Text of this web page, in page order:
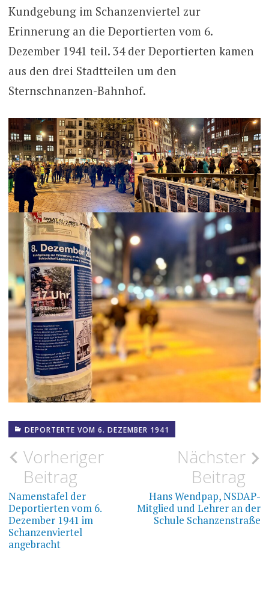
Kundgebung im Schanzenviertel zur
Erinnerung an die Deportierten vom 6.
Dezember 1941 teil. 34 der Deportierten kamen
aus den drei Stadtteilen um den
Sternschnanzen-Bahnhof.
DEPORTERTE VOM 6. DEZEMBER 1941
Beitragsnavigation
Vorheriger
Beitrag
Namenstafel der
Deportierten vom 6.
Dezember 1941 im
Schanzenviertel
angebracht
Nächster
Beitrag
Hans Wendpap, NSDAP-
Mitglied und Lehrer an der
Schule Schanzenstraße